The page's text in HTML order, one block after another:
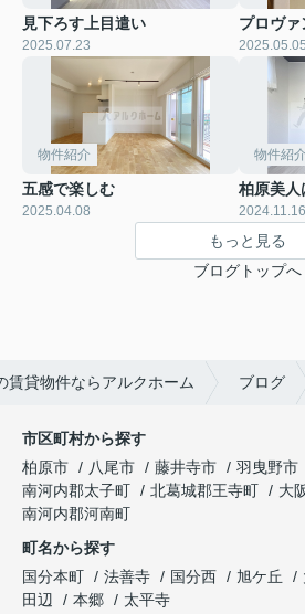
見下ろす上目遣い
2025.07.23
プロヴ
2025.05.05
物件紹介
五感で楽しむ
2025.04.08
物件紹介
柏原美人
2024.11.16
もっと見る
ブログトップへ
賃貸物件ならアルクホーム ブログ
市区町村から探す
柏原市
八尾市 藤井寺市 羽曳野市
南河内郡太子町
北葛城郡王寺町
大
南河内郡河南町
町名から探す
国分本町
法善寺 国分西 旭ケ丘
田辺
本郷
太平寺